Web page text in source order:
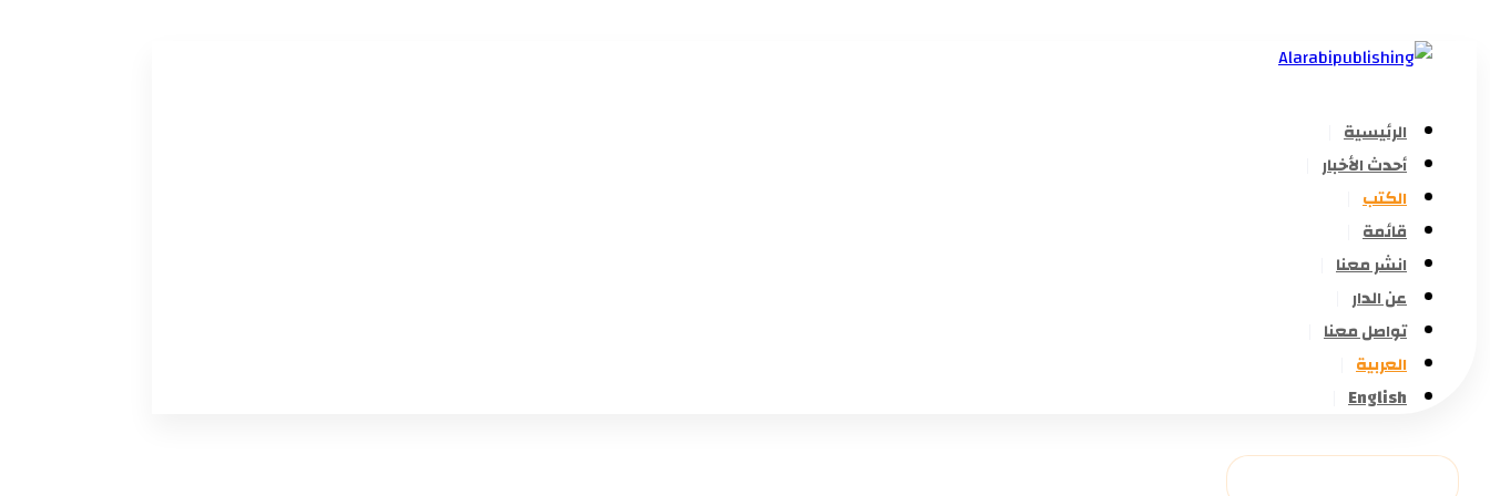
الرئيسية
أحدث الأخبار
الكتب
قائمة
انشر معنا
عن الدار
تواصل معنا
العربية
English